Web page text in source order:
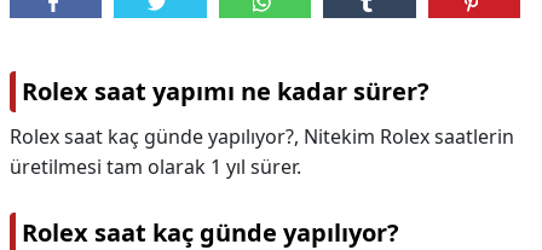
Rolex saat yapımı ne kadar sürer?
Rolex saat kaç günde yapılıyor?, Nitekim Rolex saatlerin
üretilmesi tam olarak 1 yıl sürer.
Rolex saat kaç günde yapılıyor?